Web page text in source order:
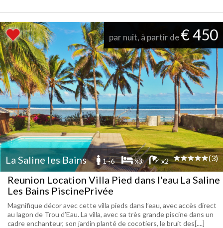
par nuit, à partir de€ 450
La Saline les Bains 1 -6 x3 x2 (3)
Reunion Location Villa Pied dans l'eau La Saline
Les Bains PiscinePrivée
Magnifique décor avec cette villa pieds dans l’eau, avec accès direct
au lagon de Trou d’Eau. La villa, avec sa très grande piscine dans un
cadre enchanteur, son jardin planté de cocotiers, le bruit des[....]